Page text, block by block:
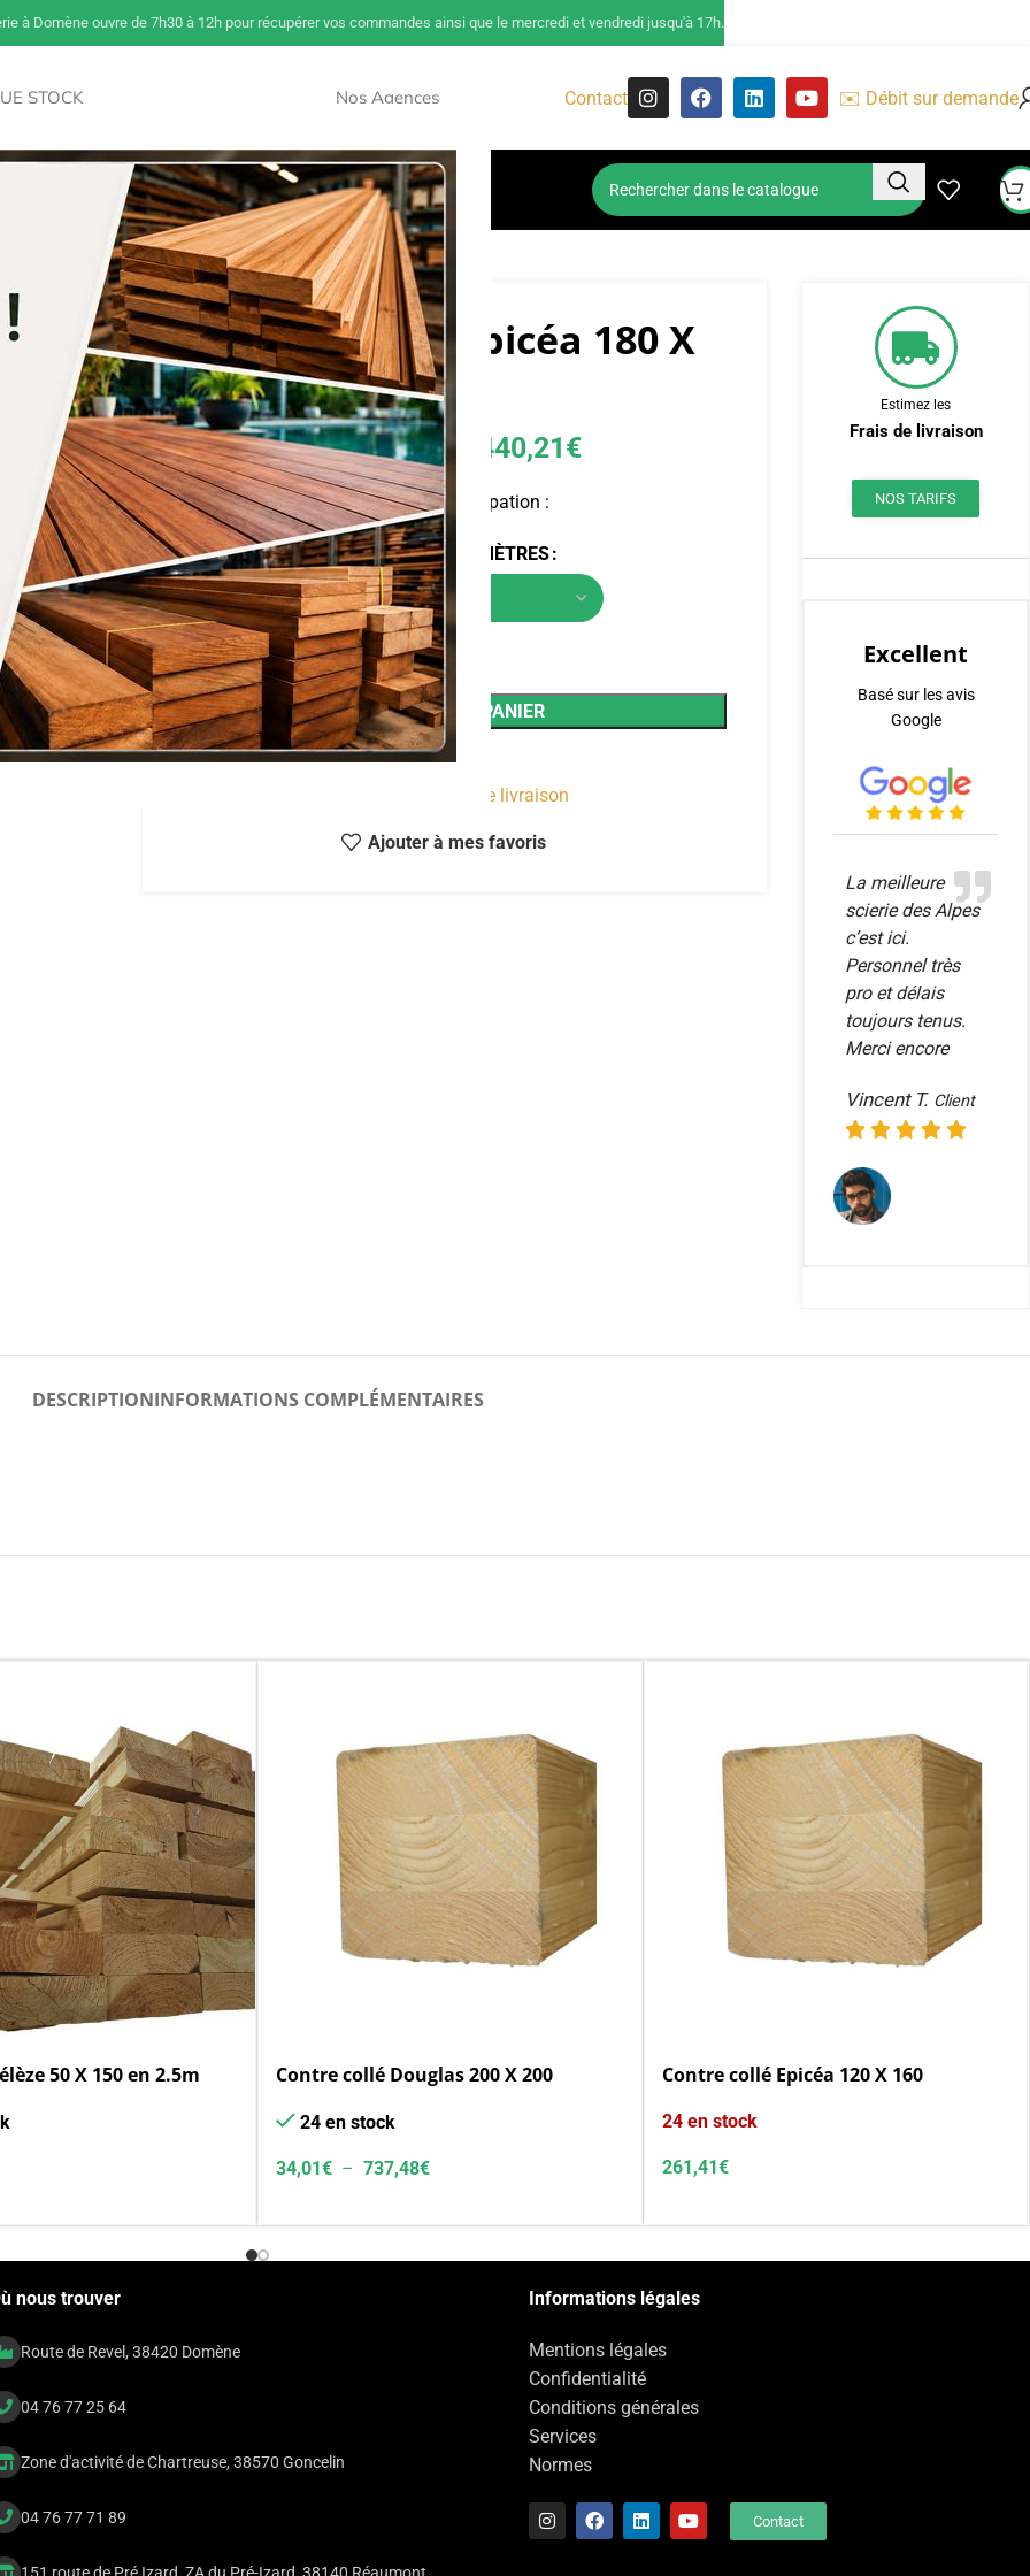
STOCK Nos Agences Contact ✉️ Débit sur demande
COLLÉS BOIS DE COFFRAGE
Sur Le Bois Paiement Et Livraison Accès Pros
NOUVEAU
Epicéa 180 X 180
Contre collé Epicéa 180 X
180
141,60€ – 440,21€
Dont éco-participation :
LONGUEUR EN MÈTRES
AJOUTER AU PANIER
Estimer les frais de livraison
Ajouter à mes favoris
Estimez les
Frais de livraison
NOS TARIFS
Excellent
Basé sur les avis
Google
La meilleure
scierie des Alpes
c’est ici.
Personnel très
pro et délais
toujours tenus.
Merci encore
Vincent T. Client
DESCRIPTIONINFORMATIONS COMPLÉMENTAIRES
50 X 150 en 2.5m Contre collé Douglas 200 X 200
24 en stock
34,01€ – 737,48€
Contre collé Epicéa 120 X 160
24 en stock
261,41€
nous trouver
Route de Revel, 38420 Domène
04 76 77 25 64
Zone d'activité de Chartreuse, 38570 Goncelin
04 76 77 71 89
151 route de Pré Izard, ZA du Pré-Izard, 38140 Réaumont
Informations légales
Mentions légales
Confidentialité
Conditions générales
Services
Normes
Contact
à Domène ouvre de 7h30 à 12h pour récupérer vos commandes ainsi que le mercredi et vendredi jusqu'à 17h.